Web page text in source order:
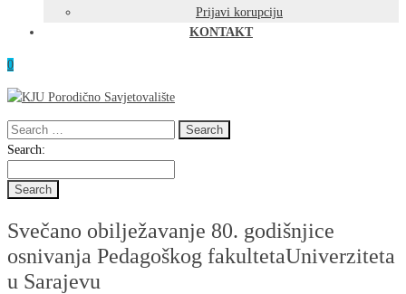
Prijavi korupciju
KONTAKT
0
Search
for:
Search
Search:
Svečano obilježavanje 80. godišnjice
osnivanja Pedagoškog fakultetaUniverziteta
u Sarajevu